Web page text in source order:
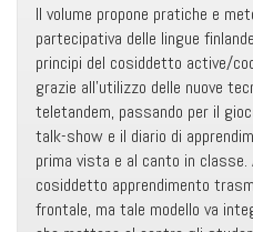
Il volume propone pratiche e
partecipativa delle lingue
principi del cosiddetto active/
grazie all’utilizzo delle nuove
teletandem, passando per il
talk-show e il diario di
prima vista e al canto in classe.
cosiddetto apprendimento
frontale, ma tale modello va